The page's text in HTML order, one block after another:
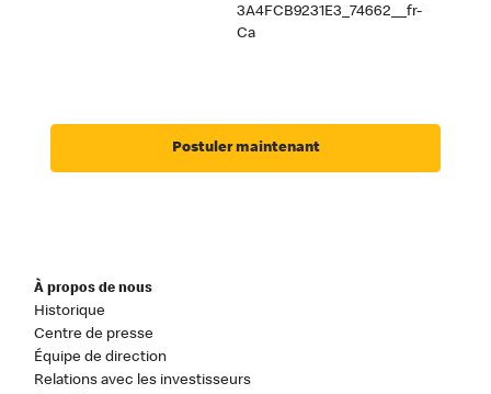
3A4FCB9231E3_74662__fr-
Ca
Postuler maintenant
À propos de nous
Historique
Centre de presse
Équipe de direction
Relations avec les investisseurs